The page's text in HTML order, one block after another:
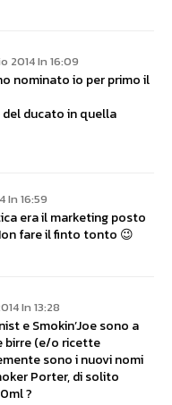
2014 In 16:09
nominato io per primo il
ducato in quella
In 16:59
era il marketing posto
fare il finto tonto 😉
In 13:28
e Smokin’Joe sono a
birre (e/o ricette
sono i nuovi nomi
Porter, di solito
?